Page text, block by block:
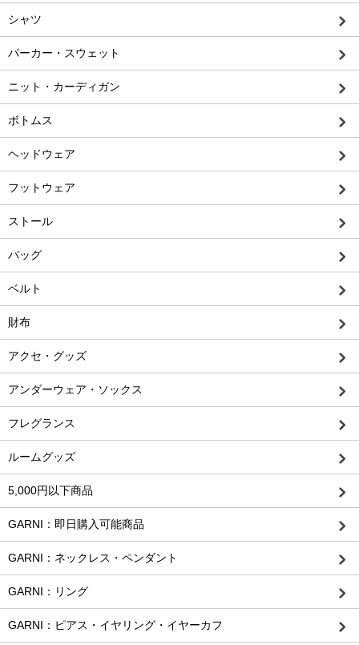
シャツ
パーカー・スウェット
ニット・カーディガン
ボトムス
ヘッドウェア
フットウェア
ストール
バッグ
ベルト
財布
アクセ・グッズ
アンダーウェア・ソックス
フレグランス
ルームグッズ
5,000円以下商品
GARNI：即日購入可能商品
GARNI：ネックレス・ペンダント
GARNI：リング
GARNI：ピアス・イヤリング・イヤーカフ